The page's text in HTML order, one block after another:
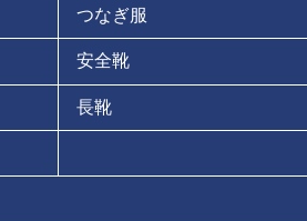
つなぎ服
安全靴
長靴